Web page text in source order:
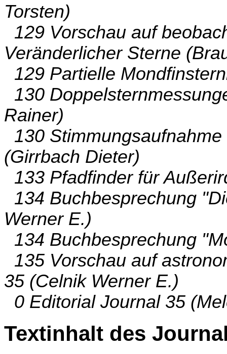
Torsten)
129 Vorschau auf
Veränderlicher Sterne
129 Partielle
130
Rainer)
130
(Girrbach Dieter)
133 Pfadfinder für
134 Buchbesprechung
Werner E.)
134 Buchbesprechung
135 Vorschau auf
35 (Celnik Werner E.)
0 Editorial Journal 35
Textinhalt des